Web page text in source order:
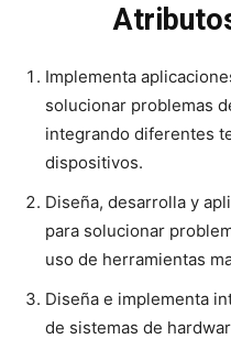
Implementa
solucionar problemas
integrando diferentes
dispositivos.
Diseña, desarrolla y
para solucionar
uso de herramientas
Diseña e implementa
de sistemas de